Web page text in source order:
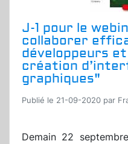
J-1 pour le
collaborer
développeurs
création
graphiques"
Publié le 21-09-2020 par
Demain 22